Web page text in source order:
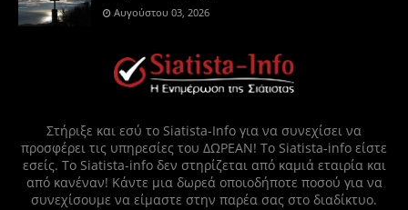
Αυγούστου 03, 2026
Στήριξε και εσύ το Siatista-Info για να συνεχίσει να
προσφέρει τις υπηρεσίες του ΔΩΡΕΑΝ! Το Siatista-info είστε
εσείς. Το Siatista-info δεν στηρίζεται από καμιά εταιρία και
από κανέναν! Κάντε μια δωρεά οποιοδήποτε ποσού για να
συνεχίσουμε να είμαστε στην παρέα σας στο διαδίκτυο.